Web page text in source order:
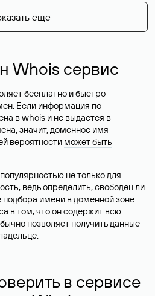
еще
Whois сервис
бесплатно и быстро
Если информация по
в whois и не выдается в
значит, доменное имя
вероятности может быть
не только для
ведь определить, свободен ли
имени в доменной зоне.
в том, что он содержит всю
позволяет получить данные
в сервисе